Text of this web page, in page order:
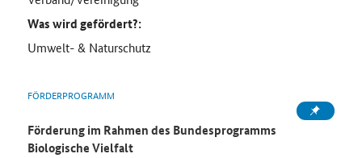
Was wird gefördert?:
Umwelt- & Naturschutz
FÖRDERPROGRAMM
Förderung im Rahmen des Bundesprogramms
Biologische Vielfalt